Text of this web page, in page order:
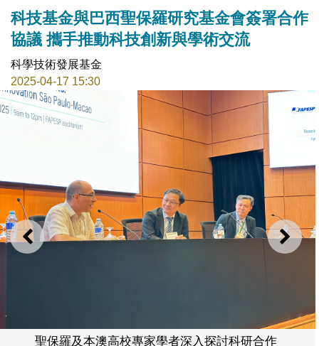
科技基金與巴西聖保羅研究基金會簽署合作
協議 攜手推動科技創新與學術交流
科學技術發展基金
2025-04-17 15:30
上一則 下一
聖保羅及本澳高校專家學者深入探討科研合作